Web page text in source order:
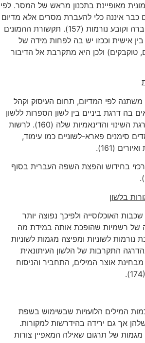
מאופיינת בתכנון מראש של המסר. לפי
כבר איננה כלי להעברת מסרים אלא מדיום
המעצב ומעוצב ע"י החברה וקובע נורמות (157). תקשורת ההמונים
אישית וככזו יש בה לפחות מידה של
טוקבקים) ולכן היא מתקרבת אל הדיבור
משתנה לפי המדיום, תחום העיסוק וקהל
בה דרגת ביניים בין לשון הספרות ללשון
המדוברת ולפיכך גם דרגת השינוי והדינאמיות שלה (160). לרשות
סימנים פארא-לשוניים כמו עימוד,
(161).
בחידוש והפצת השפה העברית בסוף
בלשון
האוכלוסייה ולפיכך נפוצה יותר
של רשמיות שהופכת אותה במידת מה
נורמות לשוניות ומפיצה מגמות לשוניות
בהדרגה התקרבות של הלשון העיתונאית
אוצר המילים, התחביר והניסוח
המילים הלועזיות שבשימוש בשפת
אך גם ירידה בהידרשות למקורות.
מגמות של תרגום שאילה המאפיין צורות